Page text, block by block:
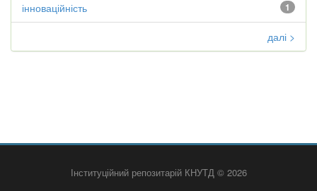
1
інноваційність
далі >
Інституційний репозитарій КНУТД © 2026